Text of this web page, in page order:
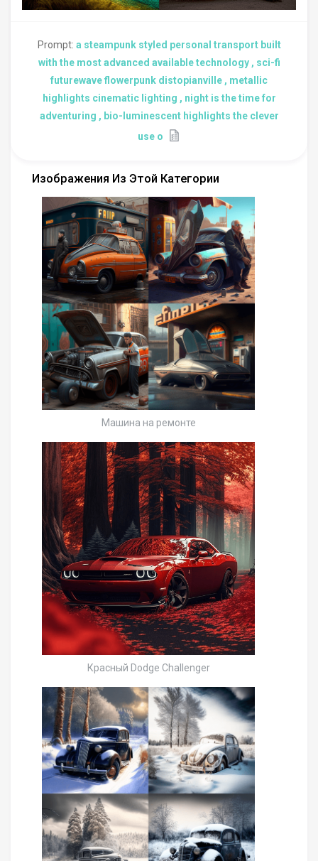
Prompt: a steampunk styled personal transport built
with the most advanced available technology , sci-fi
futurewave flowerpunk distopianville , metallic
highlights cinematic lighting , night is the time for
adventuring , bio-luminescent highlights the clever
use o
Изображения Из Этой Категории
Машина на ремонте
Красный Dodge Challenger